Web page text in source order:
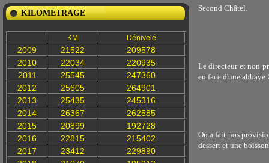
KILOMÉTRAGE
KM Dénivelé
2009 21522
209578
2010
22034
220935
2011
25545
247360
2012
25605
264901
2013
25435
245316
2014
26367
262585
2015
20899
192728
2016
22815
215402
2017
23412
229890
Second Châtel.
Le directeur et non
en face d'une abbaye
On a fait nos
dessert et une